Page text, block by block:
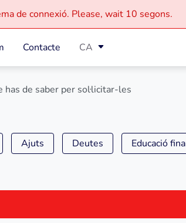
de connexió. Please, wait 10 segons.
Contacte CA
de saber per sol·licitar-les
Ajuts Deutes Educació